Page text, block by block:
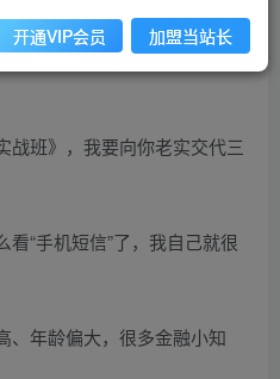
战班》，我要向你老实交代三
“手机短信”了，我自己就很
、年龄偏大，很多金融小知
开通VIP会员 加盟当站长